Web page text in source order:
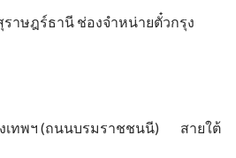
าษฎร์ธานี ช่องจำหน่ายตั๋วกรุง
เทพฯ (ถนนบรมราชชนนี) สายใต้